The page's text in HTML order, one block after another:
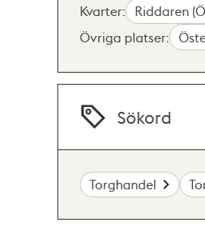
Kvarter:
Riddaren
Övriga platser:
Sökord
Torghandel